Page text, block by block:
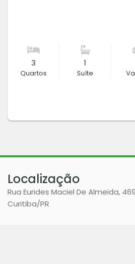
3
Quartos
1
Suíte
Localização
Rua Eurides Maciel De Almeida,
Curitiba/PR